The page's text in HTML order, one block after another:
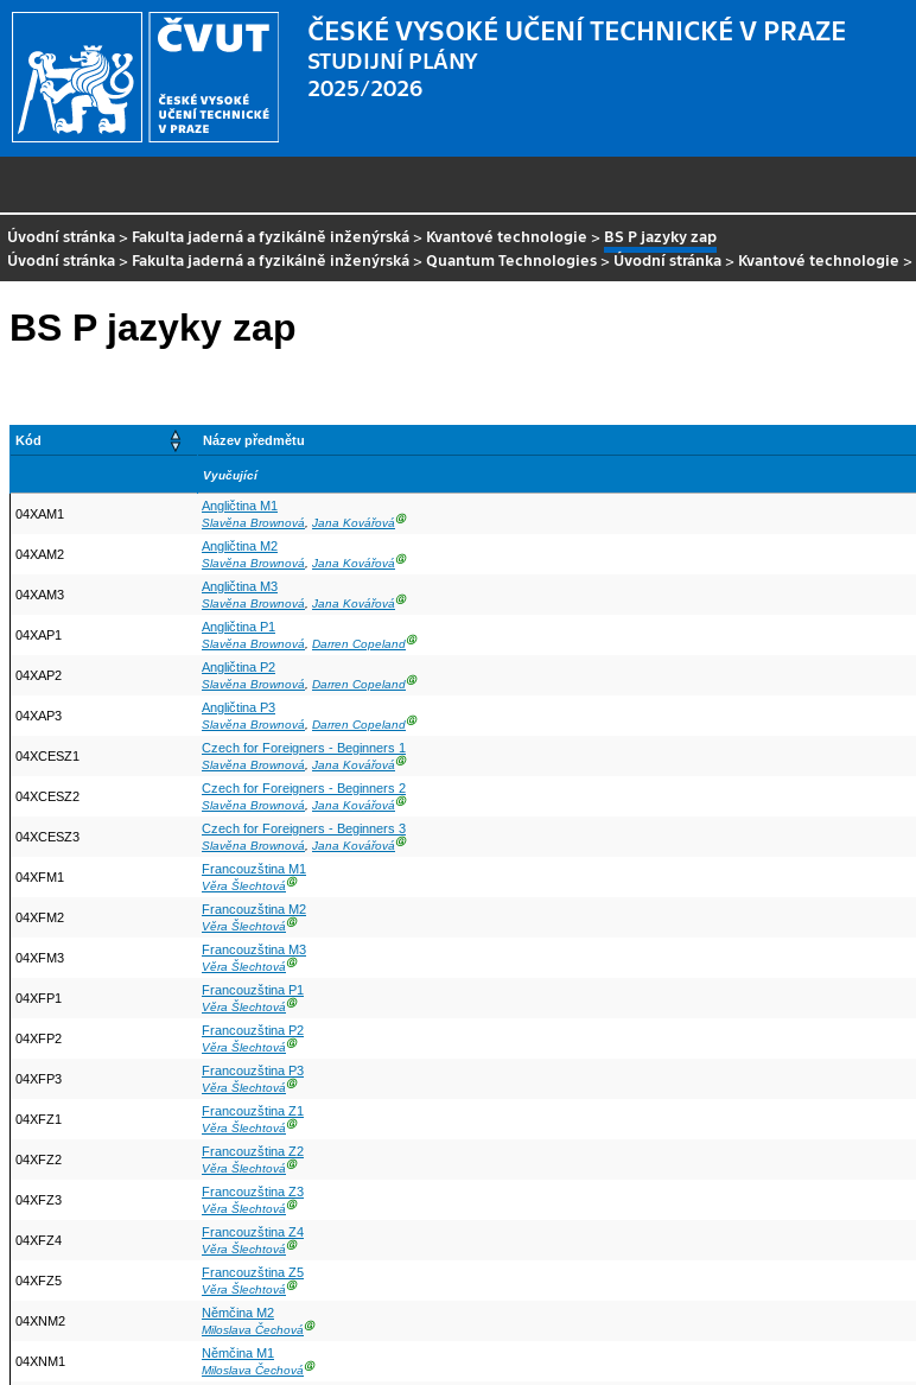
ČESKÉ VYSOKÉ UČENÍ TECHNICKÉ V PRAZE
STUDIJNÍ PLÁNY
2025/2026
Úvodní stránka > Fakulta jaderná a fyzikálně inženýrská > Kvantové technologie > BS P jazyky zap
Úvodní stránka > Fakulta jaderná a fyzikálně inženýrská >Quantum Technologies >Úvodní stránka > Kvantové technologie >
BS P jazyky zap
Kód Název předmětu
Vyučující
04XAM1
Angličtina M1
Slavěna Brownová, Jana KovářováⒼ
04XAM2
Angličtina M2
Slavěna Brownová, Jana KovářováⒼ
04XAM3
Angličtina M3
Slavěna Brownová, Jana KovářováⒼ
04XAP1
Angličtina P1
Slavěna Brownová, Darren CopelandⒼ
04XAP2
Angličtina P2
Slavěna Brownová, Darren CopelandⒼ
04XAP3
Angličtina P3
Slavěna Brownová, Darren CopelandⒼ
04XCESZ1
Czech for Foreigners - Beginners 1
Slavěna Brownová, Jana KovářováⒼ
04XCESZ2
Czech for Foreigners - Beginners 2
Slavěna Brownová, Jana KovářováⒼ
04XCESZ3
Czech for Foreigners - Beginners 3
Slavěna Brownová, Jana KovářováⒼ
04XFM1
Francouzština M1
Věra ŠlechtováⒼ
04XFM2
Francouzština M2
Věra ŠlechtováⒼ
04XFM3
Francouzština M3
Věra ŠlechtováⒼ
04XFP1
Francouzština P1
Věra ŠlechtováⒼ
04XFP2
Francouzština P2
Věra ŠlechtováⒼ
04XFP3
Francouzština P3
Věra ŠlechtováⒼ
04XFZ1
Francouzština Z1
Věra ŠlechtováⒼ
04XFZ2
Francouzština Z2
Věra ŠlechtováⒼ
04XFZ3
Francouzština Z3
Věra ŠlechtováⒼ
04XFZ4
Francouzština Z4
Věra ŠlechtováⒼ
04XFZ5
Francouzština Z5
Věra ŠlechtováⒼ
04XNM2
Němčina M2
Miloslava ČechováⒼ
04XNM1
Němčina M1
Miloslava ČechováⒼ